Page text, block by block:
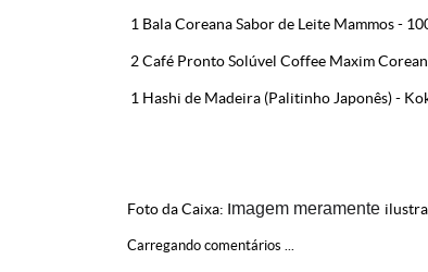
1 Bala Coreana Sabor de Leite Mammos -
2 Café Pronto Solúvel Coffee Maxim
1 Hashi de Madeira (Palitinho Japonês) -
Foto da Caixa: Imagem meramente
Carregando comentários ...